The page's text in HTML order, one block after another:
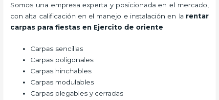
Somos una empresa experta y posicionada en el mercado,
con alta calificación en el manejo e instalación en la rentar
carpas para fiestas en Ejercito de oriente
Carpas sencillas
Carpas poligonales
Carpas hinchables
Carpas modulables
Carpas plegables y cerradas